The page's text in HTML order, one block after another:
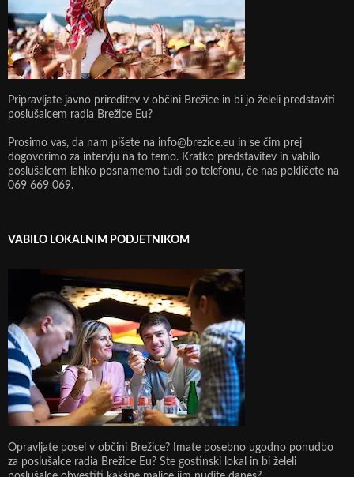
Pripravljate javno prireditev v občini Brežice in bi jo želeli predstaviti
poslušalcem radia Brežice Eu?
Prosimo vas, da nam pišete na info@brezice.eu in se čim prej
dogovorimo za intervju na to temo. Kratko predstavitev in vabilo
poslušalcem lahko posnamemo tudi po telefonu, če nas pokličete na
069 669 069.
VABILO LOKALNIM PODJETNIKOM
Opravljate posel v občini Brežice? Imate posebno ugodno ponudbo
za poslušalce radia Brežice Eu? Ste gostinski lokal in bi želeli